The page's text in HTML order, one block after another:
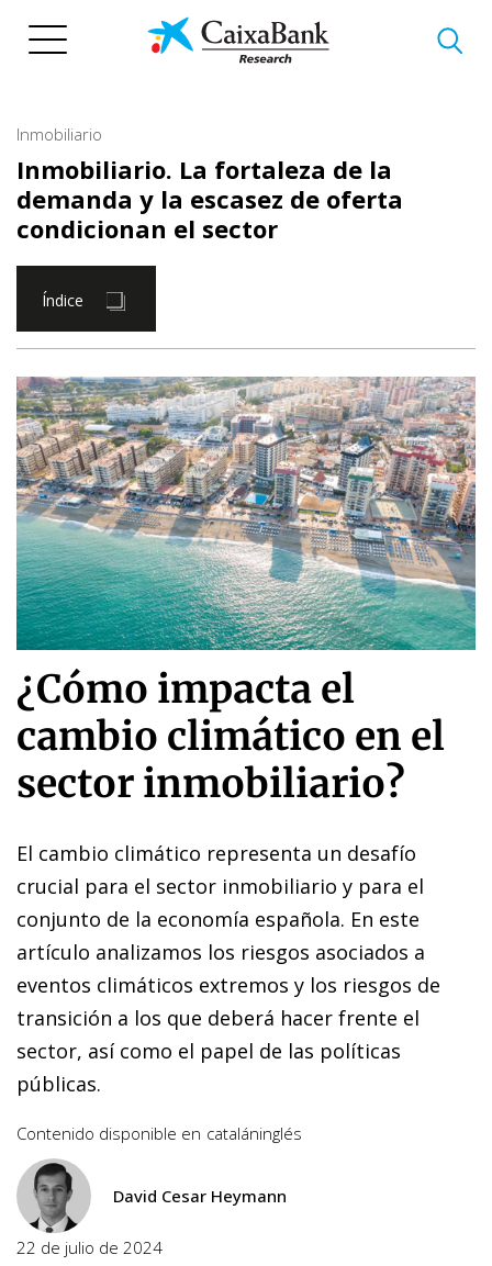
Inmobiliario
Inmobiliario. La fortaleza de la
demanda y la escasez de oferta
condicionan el sector
Índice
¿Cómo impacta el
cambio climático en el
sector inmobiliario?
El cambio climático representa un desafío
crucial para el sector inmobiliario y para el
conjunto de la economía española. En este
artículo analizamos los riesgos asociados a
eventos climáticos extremos y los riesgos de
transición a los que deberá hacer frente el
sector, así como el papel de las políticas
públicas.
Contenido disponible en cataláninglés
David Cesar Heymann
22 de julio de 2024